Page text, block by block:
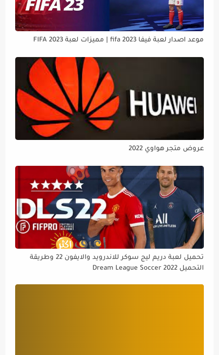
موعد اصدار لعبة فيفا 2023 fifa | مميزات لعبة FIFA 2023
عروض متجر هواوي 2022
تحميل لعبة دريم ليج سوكر للاندرويد والايفون 22 وطريقة
التحميل Dream League Soccer 2022